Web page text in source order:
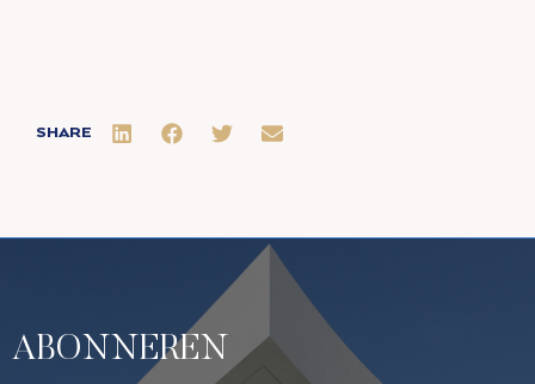
SHARE
ABONNEREN